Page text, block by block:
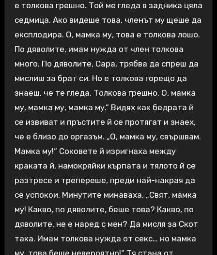
е толкова грешно. Той ме гледа в задника цяла
седмица. Ако видеше това, членът му щеше да
експлодира. О, мамка му, това е толкова лошо.
По дяволите, имам нужда от член толкова
много. По дяволите, Сара, трябва да спреш да
мислиш за брат си. Но е толкова горещо да
знаеш, че те гледа. Толкова грешно. О, мамка
му, мамка му, мамка му.“ Видях как бедрата й
се извиват и пръстите й се протягат и знаех,
че е близо до оргазъм. „О, мамка му, свършвам.
Мамка му!“ Соковете й изригнаха между
краката й, намокряйки кърпата и тялото й се
разтресе и трепереше, преди най-накрая да
се успокои. Минутите минаваха. „Свят, мамка
му! Какво, по дяволите, беше това? Какво, по
дяволите, не е наред с мен? Да мисля за Скот
така. Имам толкова нужда от секс… но мамка